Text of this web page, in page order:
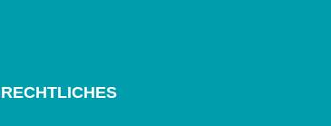
RECHTLICHES